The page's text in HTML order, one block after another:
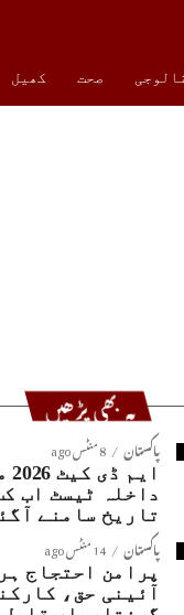
صحت کھیل
یہ بھی پڑھیں
پاکستان 8 منٹس ago
داخلہ ٹیسٹ اب
تاریخ سامنے
پاکستان 14 منٹس ago
پرامن احتجاج
آئینی حق،